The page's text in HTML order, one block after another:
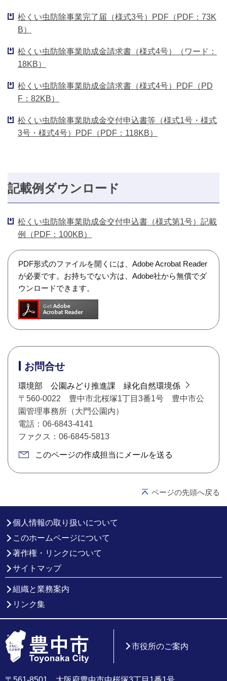
松くい虫防除事業完了届（様式3号）PDF（PDF：73K
B）
松くい虫防除事業助成金請求書（様式4号）（ワード：
18KB）
松くい虫防除事業助成金請求書（様式4号）PDF（PD
F：82KB）
松くい虫防除事業助成金交付申込書等（様式1号・様式
3号・様式4号）PDF（PDF：118KB）
記載例ダウンロード
松くい虫防除事業助成金交付申込書（様式第1号）記載
例（PDF：100KB）
PDF形式のファイルを開くには、Adobe Acrobat Reader
が必要です。お持ちでない方は、Adobe社から無償でダ
ウンロードできます。
お問合せ
環境部 公園みどり推進課 緑化自然環境係
〒560-0022 豊中市北桜塚1丁目3番1号 豊中市公
園管理事務所（大門公園内）
電話：06-6843-4141
ファクス：06-6845-5813
このページの作成担当にメールを送る
ページの先頭へ戻る
個人情報の取り扱いについて
このホームページについて
著作権・リンクについて
サイトマップ
組織と業務案内
リンク集
市役所のご案内